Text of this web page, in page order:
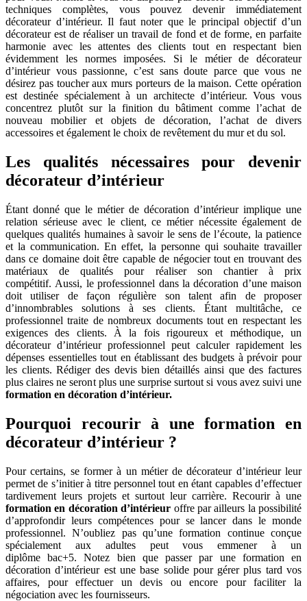
techniques complètes, vous pouvez devenir immédiatement
décorateur d’intérieur. Il faut noter que le principal objectif d’un
décorateur est de réaliser un travail de fond et de forme, en parfaite
harmonie avec les attentes des clients tout en respectant bien
évidemment les normes imposées. Si le métier de décorateur
d’intérieur vous passionne, c’est sans doute parce que vous ne
désirez pas toucher aux murs porteurs de la maison. Cette opération
est destinée spécialement à un architecte d’intérieur. Vous vous
concentrez plutôt sur la finition du bâtiment comme l’achat de
nouveau mobilier et objets de décoration, l’achat de divers
accessoires et également le choix de revêtement du mur et du sol.
Les qualités nécessaires pour devenir
décorateur d’intérieur
Étant donné que le métier de décoration d’intérieur implique une
relation sérieuse avec le client, ce métier nécessite également de
quelques qualités humaines à savoir le sens de l’écoute, la patience
et la communication. En effet, la personne qui souhaite travailler
dans ce domaine doit être capable de négocier tout en trouvant des
matériaux de qualités pour réaliser son chantier à prix
compétitif. Aussi, le professionnel dans la décoration d’une maison
doit utiliser de façon régulière son talent afin de proposer
d’innombrables solutions à ses clients. Étant multitâche, ce
professionnel traite de nombreux documents tout en respectant les
exigences des clients. À la fois rigoureux et méthodique, un
décorateur d’intérieur professionnel peut calculer rapidement les
dépenses essentielles tout en établissant des budgets à prévoir pour
les clients. Rédiger des devis bien détaillés ainsi que des factures
plus claires ne seront plus une surprise surtout si vous avez suivi une
formation en décoration d’intérieur.
Pourquoi recourir à une formation en
décorateur d’intérieur ?
Pour certains, se former à un métier de décorateur d’intérieur leur
permet de s’initier à titre personnel tout en étant capables d’effectuer
tardivement leurs projets et surtout leur carrière. Recourir à une
formation en décoration d’intérieur offre par ailleurs la possibilité
d’approfondir leurs compétences pour se lancer dans le monde
professionnel. N’oubliez pas qu’une formation continue conçue
spécialement aux adultes peut vous emmener à un
diplôme bac+5. Notez bien que passer par une formation en
décoration d’intérieur est une base solide pour gérer plus tard vos
affaires, pour effectuer un devis ou encore pour faciliter la
négociation avec les fournisseurs.